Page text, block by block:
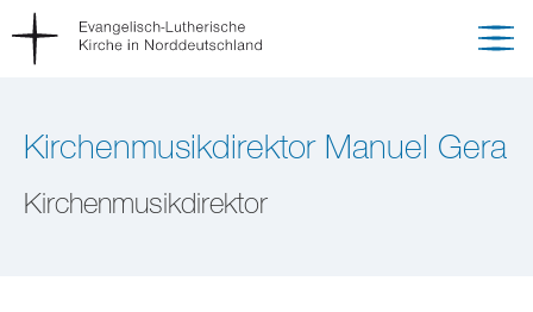
Kirchenmusikdirektor Manuel Gera
Kirchenmusikdirektor